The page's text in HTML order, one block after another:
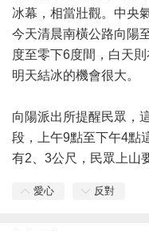
冰幕，相當壯觀。中央
今天清晨南橫公路向陽
度至零下6度間，白天
明天結冰的機會很大。
向陽派出所提醒民眾，
段，上午9點至下午4點
有2、3公尺，民眾上山
愛心 反對